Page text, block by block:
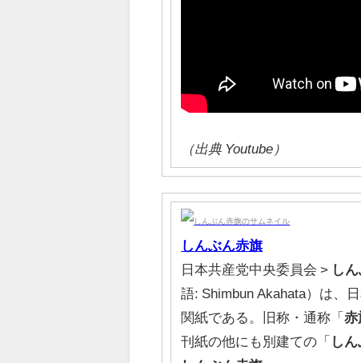
（出典 Youtube）
しんぶん赤旗
日本共産党中央委員会 > し
語: Shimbun Akahata）は、
関紙である。旧称・通称「赤
刊紙の他にも別建ての「 し